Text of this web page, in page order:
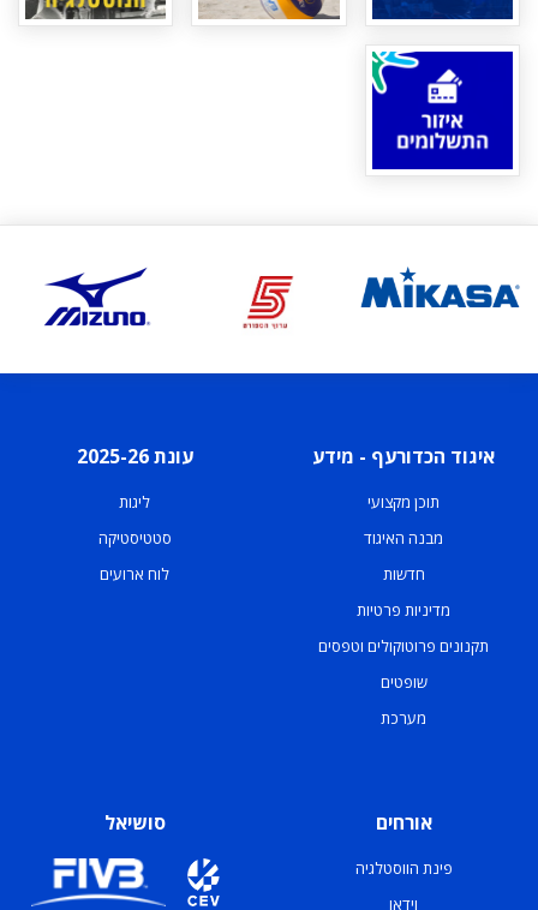
איגוד הכדורעף - מידע
תוכן מקצועי
מבנה האיגוד
חדשות
מדיניות פרטיות
תקנונים פרוטוקולים וטפסים
שופטים
מערכת
עונת 2025-26
ליגות
סטטיסטיקה
לוח ארועים
אורחים
פינת הווסטלגיה
וידאו
סושיאל